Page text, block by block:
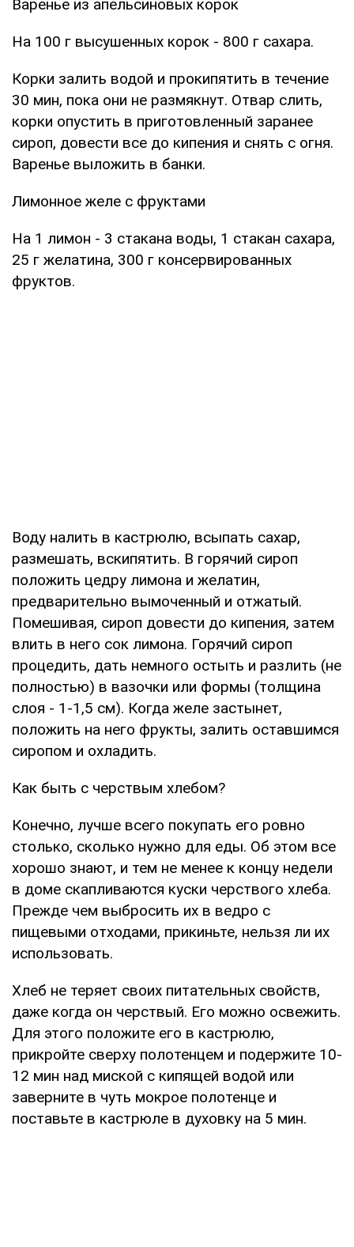
Варенье из апельсиновых корок
На 100 г высушенных корок - 800 г сахара.
Корки залить водой и прокипятить в течение
30 мин, пока они не размякнут. Отвар слить,
корки опустить в приготовленный заранее
сироп, довести все до кипения и снять с огня.
Варенье выложить в банки.
Лимонное желе с фруктами
На 1 лимон - 3 стакана воды, 1 стакан сахара,
25 г желатина, 300 г консервированных
фруктов.
Воду налить в кастрюлю, всыпать сахар,
размешать, вскипятить. В горячий сироп
положить цедру лимона и желатин,
предварительно вымоченный и отжатый.
Помешивая, сироп довести до кипения, затем
влить в него сок лимона. Горячий сироп
процедить, дать немного остыть и разлить (не
полностью) в вазочки или формы (толщина
слоя - 1-1,5 см). Когда желе застынет,
положить на него фрукты, залить оставшимся
сиропом и охладить.
Как быть с черствым хлебом?
Конечно, лучше всего покупать его ровно
столько, сколько нужно для еды. Об этом все
хорошо знают, и тем не менее к концу недели
в доме скапливаются куски черствого хлеба.
Прежде чем выбросить их в ведро с
пищевыми отходами, прикиньте, нельзя ли их
использовать.
Хлеб не теряет своих питательных свойств,
даже когда он черствый. Его можно освежить.
Для этого положите его в кастрюлю,
прикройте сверху полотенцем и подержите 10-
12 мин над миской с кипящей водой или
заверните в чуть мокрое полотенце и
поставьте в кастрюле в духовку на 5 мин.